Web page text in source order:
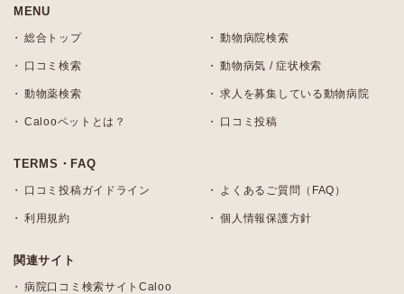
MENU
総合トップ 動物病院検索
口コミ検索 動物病気 / 症状検索
動物薬検索 求人を募集している動物病院
Calooペットとは？ 口コミ投稿
TERMS・FAQ
口コミ投稿ガイドライン よくあるご質問（FAQ）
利用規約 個人情報保護方針
関連サイト
病院口コミ検索サイトCaloo